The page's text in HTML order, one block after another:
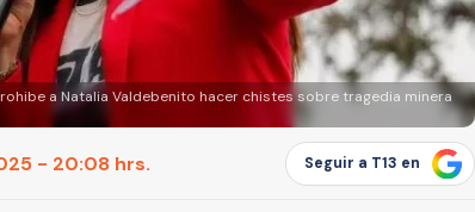
a Natalia Valdebenito hacer chistes sobre tragedia minera
- 20:08 hrs. Seguir a T13 en